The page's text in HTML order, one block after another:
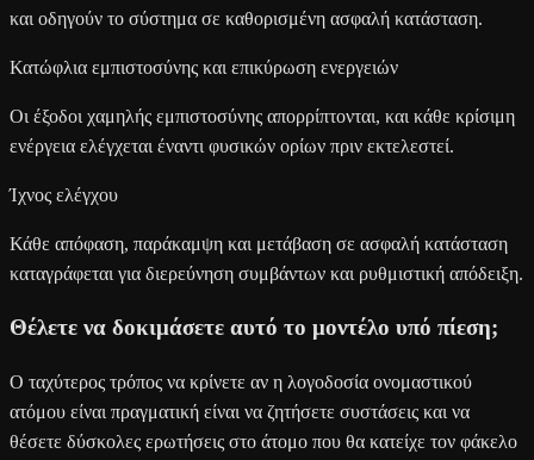
και οδηγούν το σύστημα σε καθορισμένη ασφαλή κατάσταση.
Κατώφλια εμπιστοσύνης και επικύρωση ενεργειών
Οι έξοδοι χαμηλής εμπιστοσύνης απορρίπτονται, και κάθε κρίσιμη
ενέργεια ελέγχεται έναντι φυσικών ορίων πριν εκτελεστεί.
Ίχνος ελέγχου
Κάθε απόφαση, παράκαμψη και μετάβαση σε ασφαλή κατάσταση
καταγράφεται για διερεύνηση συμβάντων και ρυθμιστική απόδειξη.
Θέλετε να δοκιμάσετε αυτό το μοντέλο υπό πίεση;
Ο ταχύτερος τρόπος να κρίνετε αν η λογοδοσία ονομαστικού
ατόμου είναι πραγματική είναι να ζητήσετε συστάσεις και να
θέσετε δύσκολες ερωτήσεις στο άτομο που θα κατείχε τον φάκελο